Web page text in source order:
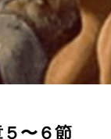
〜６節